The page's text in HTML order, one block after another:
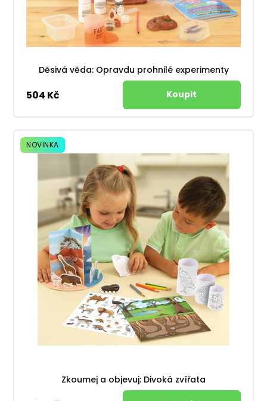
Děsivá věda: Opravdu prohnilé experimenty
504 Kč
NOVINKA
Zkoumej a objevuj: Divoká zvířata